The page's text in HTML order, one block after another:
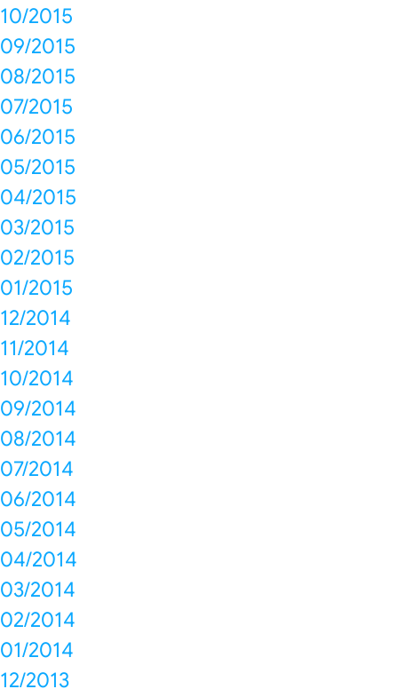
10/2015
09/2015
08/2015
07/2015
06/2015
05/2015
04/2015
03/2015
02/2015
01/2015
12/2014
11/2014
10/2014
09/2014
08/2014
07/2014
06/2014
05/2014
04/2014
03/2014
02/2014
01/2014
12/2013